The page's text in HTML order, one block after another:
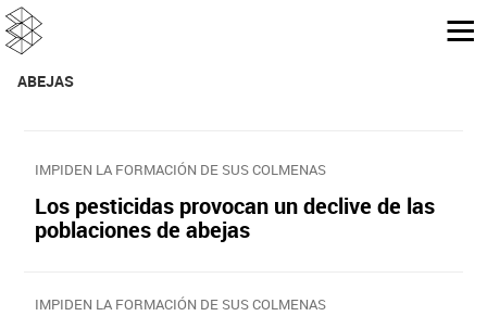
ABEJAS
IMPIDEN LA FORMACIÓN DE SUS COLMENAS
Los pesticidas provocan un declive de las
poblaciones de abejas
IMPIDEN LA FORMACIÓN DE SUS COLMENAS